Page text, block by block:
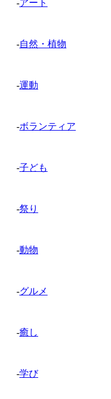
-アート
-自然・植物
-運動
-ボランティア
-子ども
-祭り
-動物
-グルメ
-癒し
-学び